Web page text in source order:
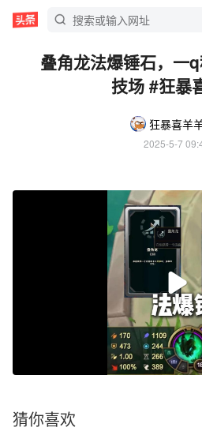
叠角龙法爆锤石，一
技场 #狂暴
2025-5-7
猜你喜欢